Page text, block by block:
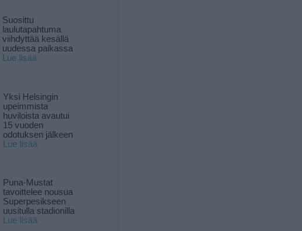
Suosittu
laulutapahtuma
viihdyttää kesällä
uudessa paikassa
Lue lisää
Yksi Helsingin
upeimmista
huviloista avautui
15 vuoden
odotuksen jälkeen
Lue lisää
Puna-Mustat
tavoittelee nousua
Superpesikseen
uusitulla stadionilla
Lue lisää